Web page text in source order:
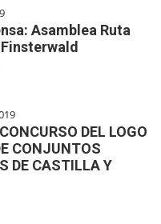
Asamblea Ruta
DEL LOGO
CONJUNTOS
DE CASTILLA Y